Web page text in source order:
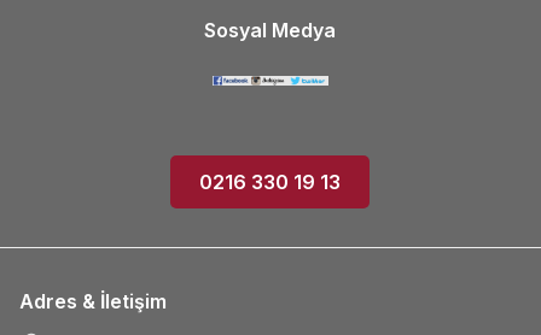
Sosyal Medya
0216 330 19 13
Adres & İletişim